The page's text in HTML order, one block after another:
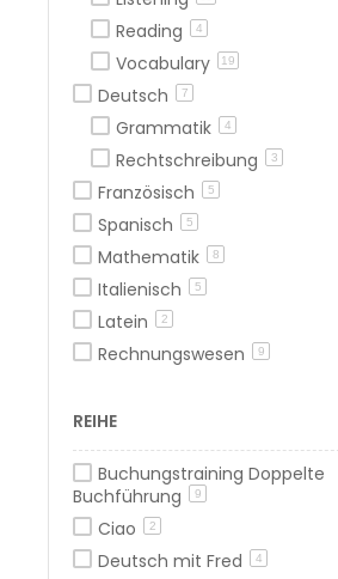
Reading 4
Vocabulary 19
Deutsch 7
Grammatik 4
Rechtschreibung 3
Französisch 5
Spanisch 5
Mathematik 8
Italienisch 5
Latein 2
Rechnungswesen 9
REIHE
Buchungstraining Doppelte
Buchführung
9
Ciao 2
Deutsch mit Fred 4